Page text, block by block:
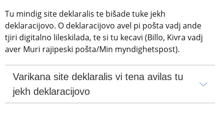
Tu mindig site deklaralis te bišade tuke jekh
deklaracijovo. O deklaracijovo avel pi pošta vadj ande
tjiri digitalno lileskilada, te si tu kecavi (Billo, Kivra vadj
aver Muri rajipeski pošta/Min myndighetspost).
Varikana site deklaralis vi tena avilas tu
jekh deklaracijovo